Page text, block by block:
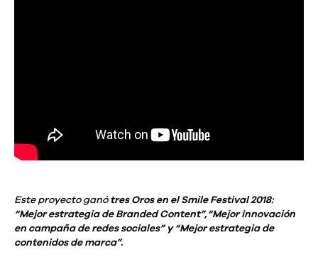
Este proyecto ganótres Oros en el Smile Festival 2018:
“Mejor estrategia de Branded Content”,“Mejor innovación
en campaña de redes sociales” y “Mejor estrategia de
contenidos de marca”.